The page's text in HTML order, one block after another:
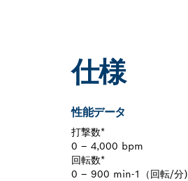
仕様
性能データ
打撃数*
0 – 4,000 bpm
回転数*
0 – 900 min-1（回転/分)